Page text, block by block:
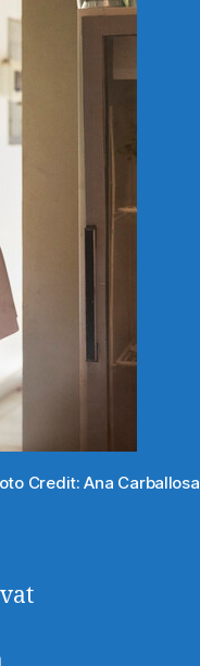
Credit: Ana Carballosa